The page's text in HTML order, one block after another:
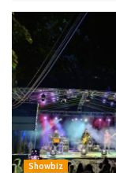
Showbiz